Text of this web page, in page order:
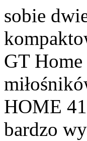
sobie
GT
HOME
bardzo